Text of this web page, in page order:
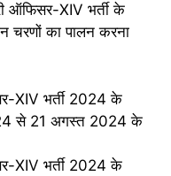
ऑफिसर-XIV भर्ती के
का पालन करना
XIV भर्ती 2024 के
से 21 अगस्त 2024 के
XIV भर्ती 2024 के